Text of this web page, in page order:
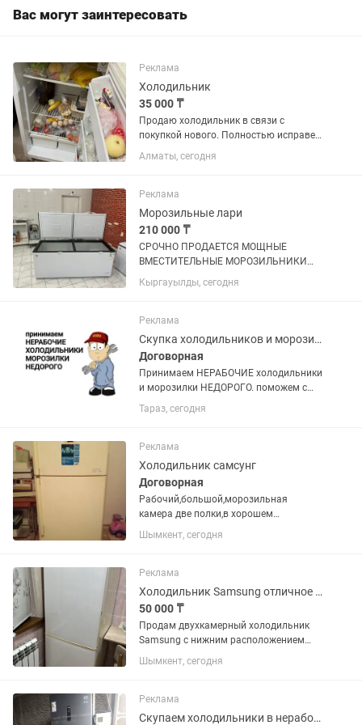
Вас могут заинтересовать
Реклама
Холодильник
35 000 ₸
Продаю холодильник в связи с
покупкой нового. Полностью исправен,
работает отлично. Хорошо охлаждает,
морозильная камера морозит без
Самовывоз. По всем...
Алматы, сегодня
Реклама
Морозильные лари
210 000 ₸
СРОЧНО ПРОДАЕТСЯ МОЩНЫЕ
ВМЕСТИТЕЛЬНЫЕ МОРОЗИЛЬНИКИ
ОБЪЕМ 600 л, покупали по 320.000 тг
продаем срочно по 210.000 тг,
упустите такие вкусные цены !
Кыргауылды, сегодня
Реклама
Скупка холодильников и морозилок
Договорная
Принимаем НЕРАБОЧИЕ холодильники
и морозилки НЕДОРОГО. поможем с
утилизацией и выноса с этажей старой
техники.
Тараз, сегодня
Реклама
Холодильник самсунг
Договорная
Рабочий,большой,морозильная
камера две полки,в хорошем
состоянии
Шымкент, сегодня
Реклама
Холодильник Samsung отличное состояние
50 000 ₸
Продам двухкамерный холодильник
Samsung с нижним расположением
морозильной камеры. Холодильник
полностью исправен, в отличном
состоянии. Работает стабильно,
хорошо...
Шымкент, сегодня
Реклама
Скупаем холодильники в нерабочем и рабочем состоянии!